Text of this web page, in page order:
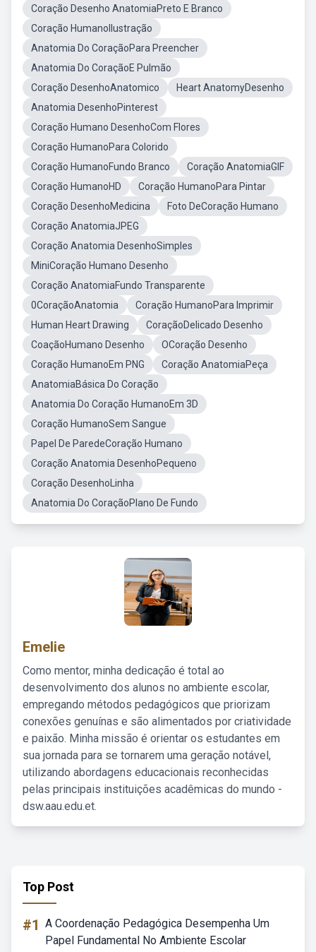
Coração Desenho AnatomiaPreto E Branco
Coração HumanoIlustração
Anatomia Do CoraçãoPara Preencher
Anatomia Do CoraçãoE Pulmão
Coração DesenhoAnatomico
Heart AnatomyDesenho
Anatomia DesenhoPinterest
Coração Humano DesenhoCom Flores
Coração HumanoPara Colorido
Coração HumanoFundo Branco
Coração AnatomiaGIF
Coração HumanoHD
Coração HumanoPara Pintar
Coração DesenhoMedicina
Foto DeCoração Humano
Coração AnatomiaJPEG
Coração Anatomia DesenhoSimples
MiniCoração Humano Desenho
Coração AnatomiaFundo Transparente
0CoraçãoAnatomia
Coração HumanoPara Imprimir
Human Heart Drawing
CoraçãoDelicado Desenho
CoaçãoHumano Desenho
OCoração Desenho
Coração HumanoEm PNG
Coração AnatomiaPeça
AnatomiaBásica Do Coração
Anatomia Do Coração HumanoEm 3D
Coração HumanoSem Sangue
Papel De ParedeCoração Humano
Coração Anatomia DesenhoPequeno
Coração DesenhoLinha
Anatomia Do CoraçãoPlano De Fundo
Emelie
Como mentor, minha dedicação é total ao
desenvolvimento dos alunos no ambiente escolar,
empregando métodos pedagógicos que priorizam
conexões genuínas e são alimentados por criatividade
e paixão. Minha missão é orientar os estudantes em
sua jornada para se tornarem uma geração notável,
utilizando abordagens educacionais reconhecidas
pelas principais instituições acadêmicas do mundo -
dsw.aau.edu.et.
Top Post
#1 A Coordenação Pedagógica Desempenha Um
Papel Fundamental No Ambiente Escolar